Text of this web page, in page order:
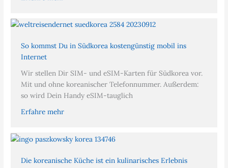
So kommst Du in Südkorea kostengünstig mobil ins
Internet
Wir stellen Dir SIM- und eSIM-Karten für Südkorea vor.
Mit und ohne koreanischer Telefonnummer. Außerdem:
so wird Dein Handy eSIM-tauglich
Erfahre mehr
Die koreanische Küche ist ein kulinarisches Erlebnis